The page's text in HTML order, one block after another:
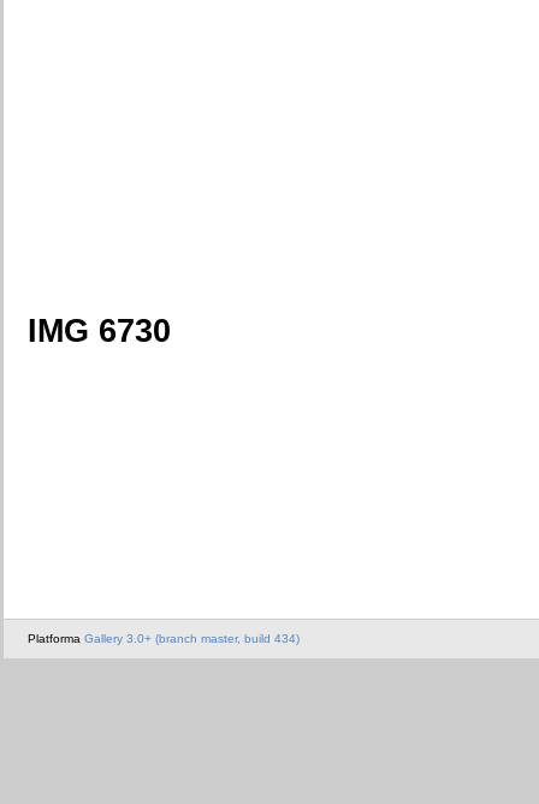
IMG 6730
Platforma Gallery 3.0+ (branch master, build 434)